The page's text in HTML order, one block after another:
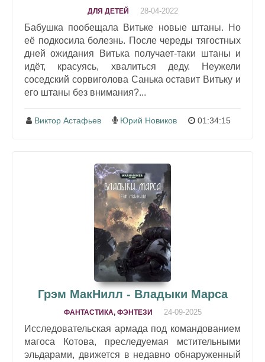
ДЛЯ ДЕТЕЙ 28-04-2022
Бабушка пообещала Витьке новые штаны. Но
её подкосила болезнь. После череды тягостных
дней ожидания Витька получает-таки штаны и
идёт, красуясь, хвалиться деду. Неужели
соседский сорвиголова Санька оставит Витьку и
его штаны без внимания?...
Виктор Астафьев Юрий Новиков 01:34:15
Грэм МакНилл - Владыки Марса
ФАНТАСТИКА, ФЭНТЕЗИ 24-09-2025
Исследовательская армада под командованием
магоса Котова, преследуемая мстительными
эльдарами, движется в недавно обнаруженный